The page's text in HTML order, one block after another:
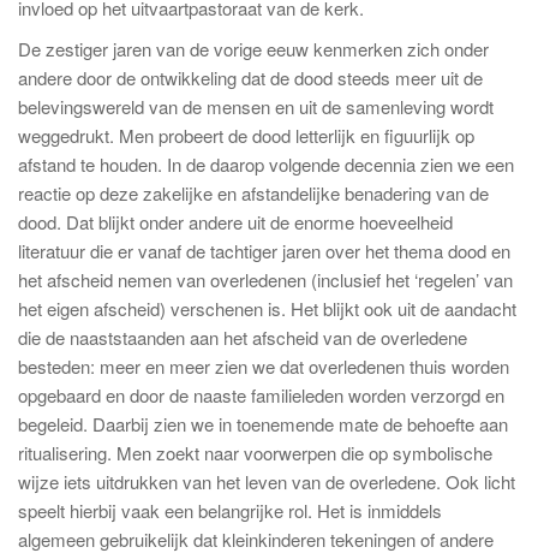
invloed op het uitvaartpastoraat van de kerk.
De zestiger jaren van de vorige eeuw kenmerken zich onder
andere door de ontwikkeling dat de dood steeds meer uit de
belevingswereld van de mensen en uit de samenleving wordt
weggedrukt. Men probeert de dood letterlijk en figuurlijk op
afstand te houden. In de daarop volgende decennia zien we een
reactie op deze zakelijke en afstandelijke benadering van de
dood. Dat blijkt onder andere uit de enorme hoeveelheid
literatuur die er vanaf de tachtiger jaren over het thema dood en
het afscheid nemen van overledenen (inclusief het ‘regelen’ van
het eigen afscheid) verschenen is. Het blijkt ook uit de aandacht
die de naaststaanden aan het afscheid van de overledene
besteden: meer en meer zien we dat overledenen thuis worden
opgebaard en door de naaste familieleden worden verzorgd en
begeleid. Daarbij zien we in toenemende mate de behoefte aan
ritualisering. Men zoekt naar voorwerpen die op symbolische
wijze iets uitdrukken van het leven van de overledene. Ook licht
speelt hierbij vaak een belangrijke rol. Het is inmiddels
algemeen gebruikelijk dat kleinkinderen tekeningen of andere